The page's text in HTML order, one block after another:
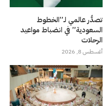
تصدُّر عالمي لـ”الخطوط
السعودية” في انضباط مواعيد
الرحلات
أغسطس 8, 2026